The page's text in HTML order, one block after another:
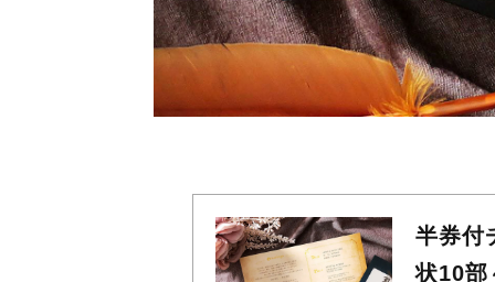
半券付
状10部